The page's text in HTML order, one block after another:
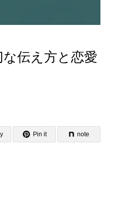
な伝え方と恋愛
Pin it note